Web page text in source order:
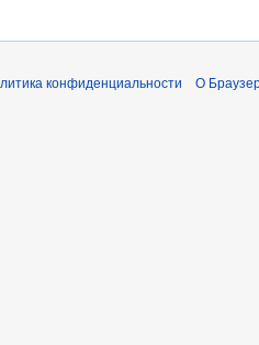
конфиденциальности О